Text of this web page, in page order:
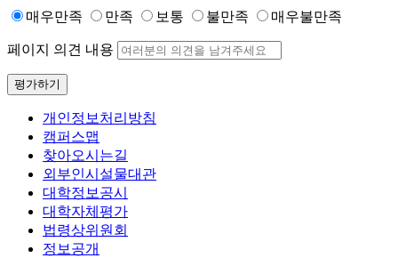
매우만족 만족 보통 불만족 매우불만족
페이지 의견 내용
평가하기
개인정보처리방침
캠퍼스맵
찾아오시는길
외부인시설물대관
대학정보공시
대학자체평가
법령상위원회
정보공개